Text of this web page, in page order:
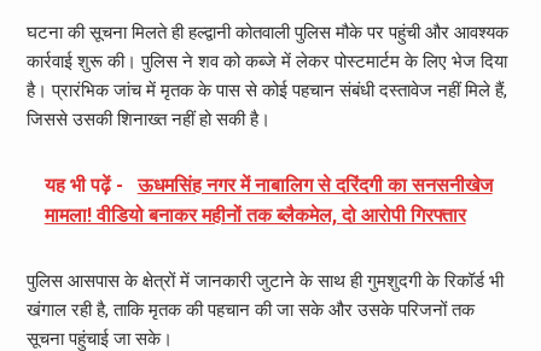
घटना की सूचना मिलते ही हल्द्वानी कोतवाली पुलिस मौके पर पहुंची और आवश्यक
कार्रवाई शुरू की। पुलिस ने शव को कब्जे में लेकर पोस्टमार्टम के लिए भेज दिया
है। प्रारंभिक जांच में मृतक के पास से कोई पहचान संबंधी दस्तावेज नहीं मिले हैं,
जिससे उसकी शिनाख्त नहीं हो सकी है।
यह भी पढ़ें -
ऊधमसिंह नगर में नाबालिग से दरिंदगी का सनसनीखेज
मामला! वीडियो बनाकर महीनों तक ब्लैकमेल, दो आरोपी गिरफ्तार
पुलिस आसपास के क्षेत्रों में जानकारी जुटाने के साथ ही गुमशुदगी के रिकॉर्ड भी
खंगाल रही है, ताकि मृतक की पहचान की जा सके और उसके परिजनों तक
सूचना पहुंचाई जा सके।